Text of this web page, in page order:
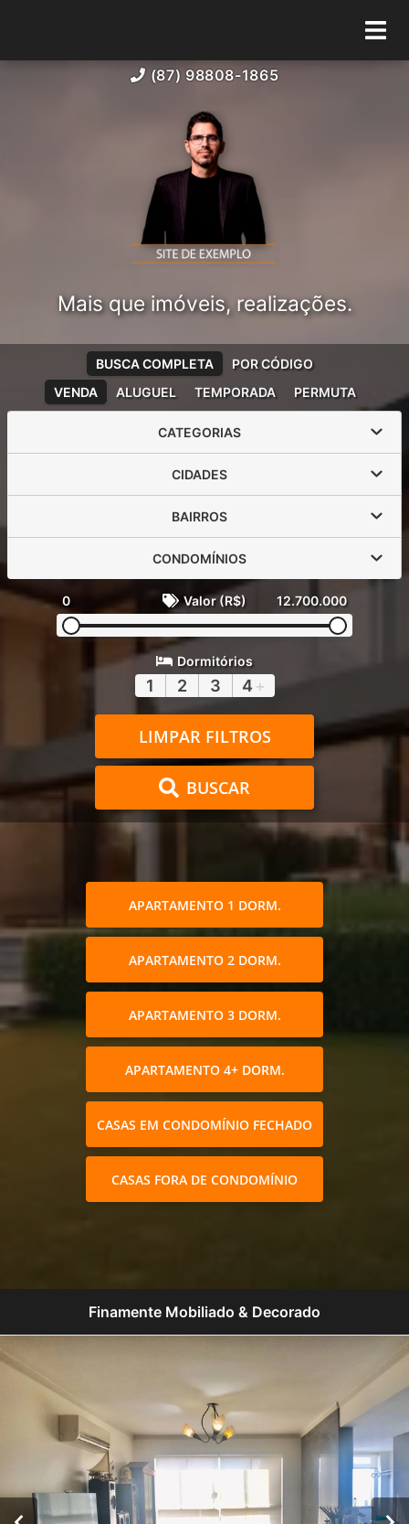
(87) 98808-1865
Mais que imóveis, realizações.
VENDA ALUGUEL TEMPORADA PERMUTA
BUSCA COMPLETA POR CÓDIGO
CATEGORIAS
CIDADES
BAIRROS
CONDOMÍNIOS
0 Valor (R$) 12.700.000
Dormitórios
1 2 3 4 +
LIMPAR FILTROS
BUSCAR
APARTAMENTO 1 DORM.
APARTAMENTO 2 DORM.
APARTAMENTO 3 DORM.
APARTAMENTO 4+ DORM.
CASAS EM CONDOMÍNIO FECHADO
CASAS FORA DE CONDOMÍNIO
Finamente Mobiliado & Decorado